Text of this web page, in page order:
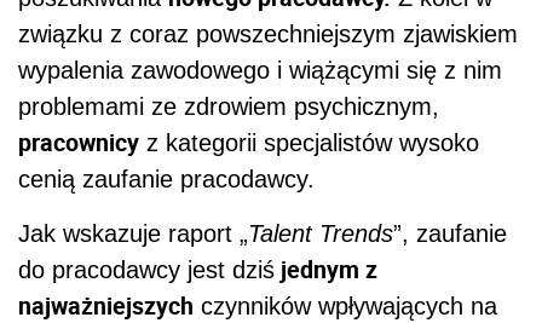
związku z coraz powszechniejszym zjawiskiem
wypalenia zawodowego i wiążącymi się z nim
problemami ze zdrowiem psychicznym,
pracownicy z kategorii specjalistów wysoko
cenią zaufanie pracodawcy.
Jak wskazuje raport „Talent Trends”, zaufanie
do pracodawcy jest dziś jednym z
najważniejszych czynników wpływających na